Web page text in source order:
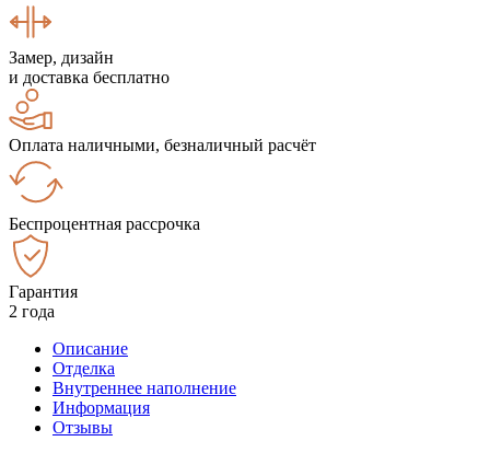
Замер, дизайн
и доставка бесплатно
Оплата наличными, безналичный расчёт
Беспроцентная рассрочка
Гарантия
2 года
Описание
Отделка
Внутреннее наполнение
Информация
Отзывы